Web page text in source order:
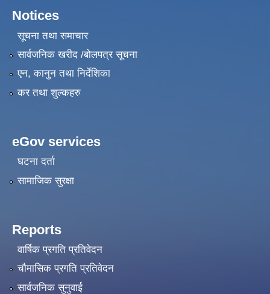
Notices
सूचना तथा समाचार
सार्वजनिक खरीद /बोलपत्र सूचना
एन, कानुन तथा निर्देशिका
कर तथा शुल्कहरु
eGov services
घटना दर्ता
सामाजिक सुरक्षा
Reports
वार्षिक प्रगति प्रतिवेदन
चौमासिक प्रगति प्रतिवेदन
सार्वजनिक सुनुवाई